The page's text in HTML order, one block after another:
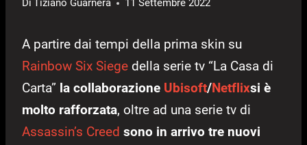
Di Tiziano Guarnera 11 Settembre 2022
A partire dai tempi della prima skin su
Rainbow Six Siege della serie tv “La Casa di
Carta” la collaborazione Ubisoft/Netflixsi è
molto rafforzata, oltre ad una serie tv di
Assassin’s Creed sono in arrivo tre nuovi